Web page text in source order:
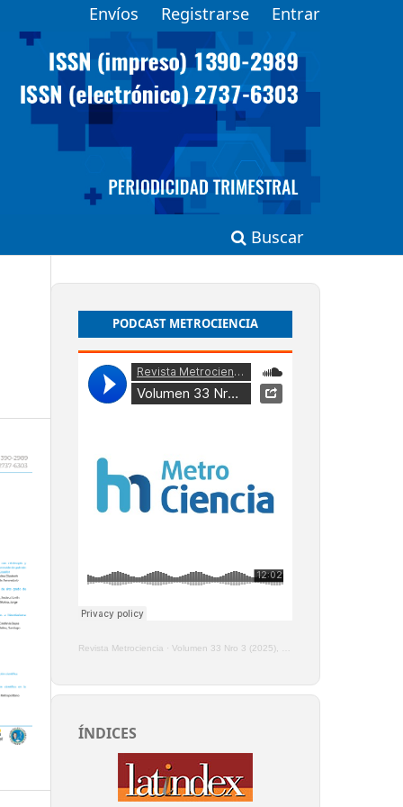
Buscar
Envíos Registrarse Entrar
PODCAST METROCIENCIA
Revista Metrociencia · Volumen 33 Nro 3 (2025), Enero - Marzo
ÍNDICES